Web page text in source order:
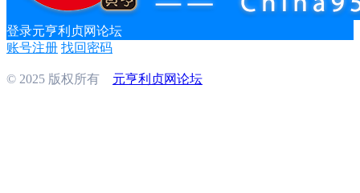
登录元亨利贞网论坛
账号注册 找回密码
© 2025 版权所有 元亨利贞网论坛